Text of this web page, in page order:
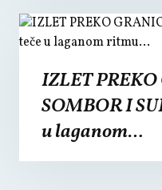
IZLET
SOMBOR I
u laganom…